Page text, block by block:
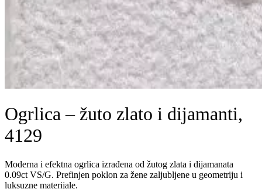
Ogrlica – žuto zlato i dijamanti,
4129
Moderna i efektna ogrlica izrađena od žutog zlata i dijamanata
0.09ct VS/G. Prefinjen poklon za žene zaljubljene u geometriju i
luksuzne materijale.